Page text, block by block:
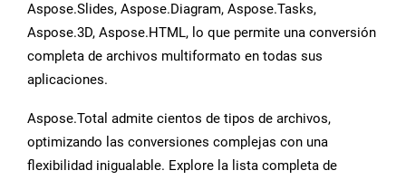
Aspose.Slides, Aspose.Diagram, Aspose.Tasks,
Aspose.3D, Aspose.HTML, lo que permite una conversión
completa de archivos multiformato en todas sus
aplicaciones.
Aspose.Total admite cientos de tipos de archivos,
optimizando las conversiones complejas con una
flexibilidad inigualable. Explore la lista completa de